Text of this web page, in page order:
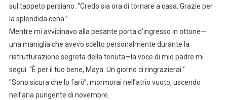
sul tappeto persiano. “Credo sia ora di tornare a casa. Grazie per
la splendida cena.”
Mentre mi avvicinavo alla pesante porta d’ingresso in ottone—
una maniglia che avevo scelto personalmente durante la
ristrutturazione segreta della tenuta—la voce di mio padre mi
seguì. “È per il tuo bene, Maya. Un giorno ci ringrazierai.”
“Sono sicura che lo farò”, mormorai nell’atrio vuoto, uscendo
nell’aria pungente di novembre.